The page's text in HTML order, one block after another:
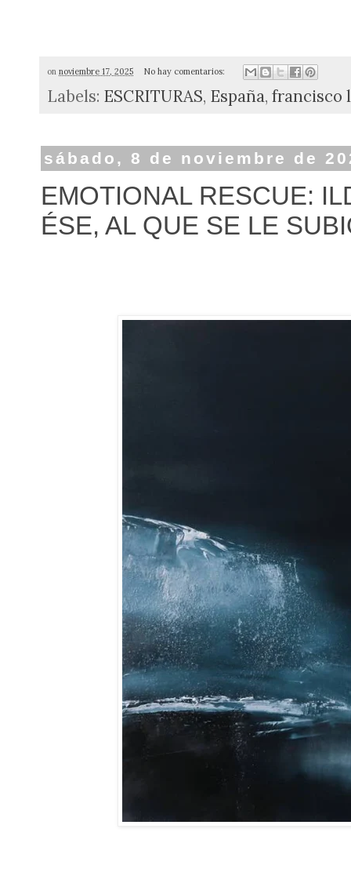
on noviembre 17, 2025 No hay comentarios:
Labels: ESCRITURAS, España, francisco
sábado, 8 de noviembre de
EMOTIONAL RESCUE:
ÉSE, AL QUE SE LE